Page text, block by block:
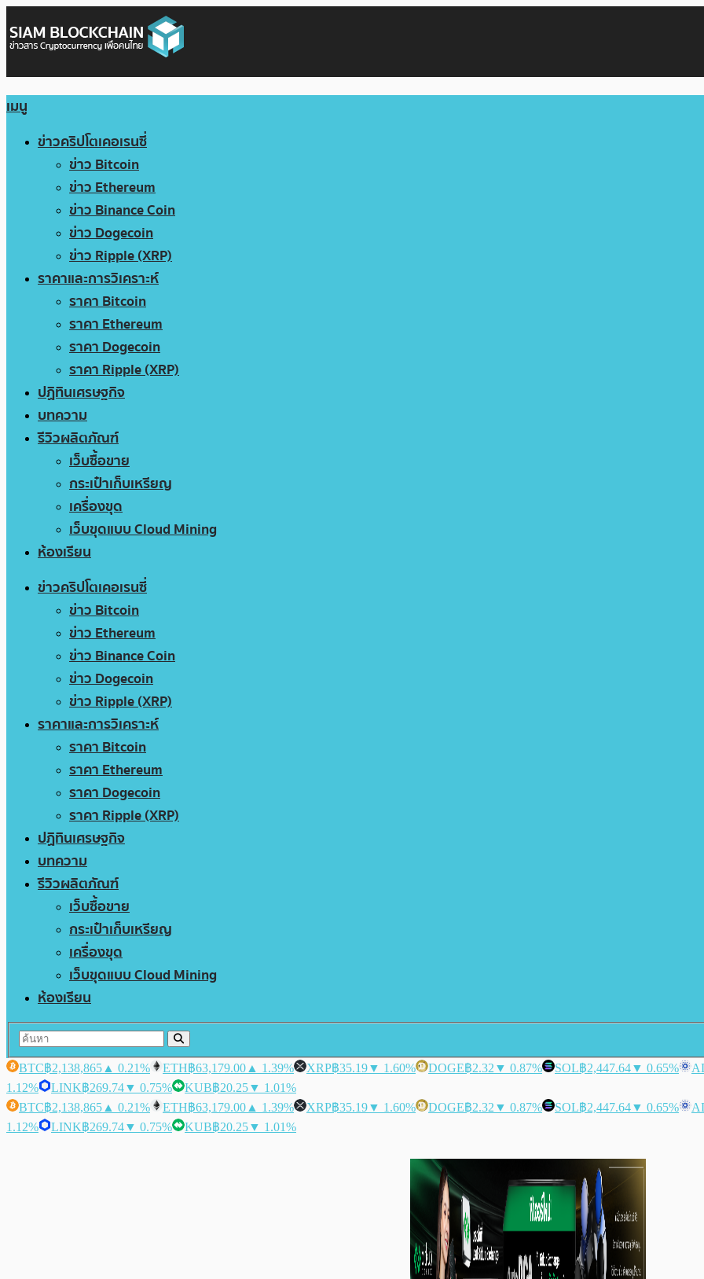
เมนู
ข่าวคริปโตเคอเรนซี่
ข่าว Bitcoin
ข่าว Ethereum
ข่าว Binance Coin
ข่าว Dogecoin
ข่าว Ripple (XRP)
ราคาและการวิเคราะห์
ราคา Bitcoin
ราคา Ethereum
ราคา Dogecoin
ราคา Ripple (XRP)
ปฏิทินเศรษฐกิจ
บทความ
รีวิวผลิตภัณฑ์
เว็บซื้อขาย
กระเป๋าเก็บเหรียญ
เครื่องขุด
เว็บขุดแบบ Cloud Mining
ห้องเรียน
ข่าวคริปโตเคอเรนซี่
ข่าว Bitcoin
ข่าว Ethereum
ข่าว Binance Coin
ข่าว Dogecoin
ข่าว Ripple (XRP)
ราคาและการวิเคราะห์
ราคา Bitcoin
ราคา Ethereum
ราคา Dogecoin
ราคา Ripple (XRP)
ปฏิทินเศรษฐกิจ
บทความ
รีวิวผลิตภัณฑ์
เว็บซื้อขาย
กระเป๋าเก็บเหรียญ
เครื่องขุด
เว็บขุดแบบ Cloud Mining
ห้องเรียน
BTC฿2,138,865 ▲ 0.21% ETH฿63,179.00 ▲ 1.39% XRP฿35.19▼ 1.60% DOGE฿2.32 ▼ 0.87% SOL฿2,447.64▼ 0.65%
1.12%
LINK฿269.74▼ 0.75% KUB฿20.25▼ 1.01%
BTC฿2,138,865 ▲ 0.21% ETH฿63,179.00 ▲ 1.39% XRP฿35.19▼ 1.60% DOGE฿2.32 ▼ 0.87% SOL฿2,447.64▼ 0.65%
1.12%
LINK฿269.74▼ 0.75% KUB฿20.25▼ 1.01%